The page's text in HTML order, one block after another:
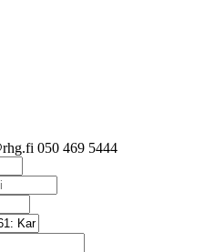
050 469 5444